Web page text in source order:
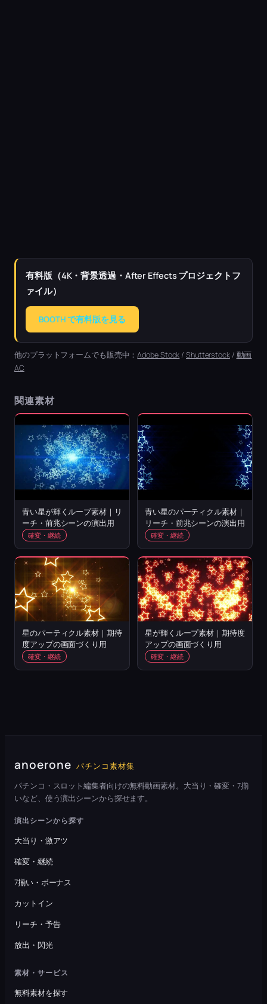
有料版（4K・背景透過・After Effects プロジェクトフ
ァイル）
BOOTH で有料版を見る
他のプラットフォームでも販売中：Adobe Stock /Shutterstock/ 動画
AC
関連素材
青い星が輝くループ素材｜リ
ーチ・前兆シーンの演出用
確変・継続
青い星のパーティクル素材｜
リーチ・前兆シーンの演出用
確変・継続
星のパーティクル素材｜期待
度アップの画面づくり用
確変・継続
星が輝くループ素材｜期待度
アップの画面づくり用
確変・継続
anoerone パチンコ素材集
パチンコ・スロット編集者向けの無料動画素材。大当り・確変・7揃
いなど、使う演出シーンから探せます。
演出シーンから探す
大当り・激アツ
確変・継続
7揃い・ボーナス
カットイン
リーチ・予告
放出・閃光
素材・サービス
無料素材を探す